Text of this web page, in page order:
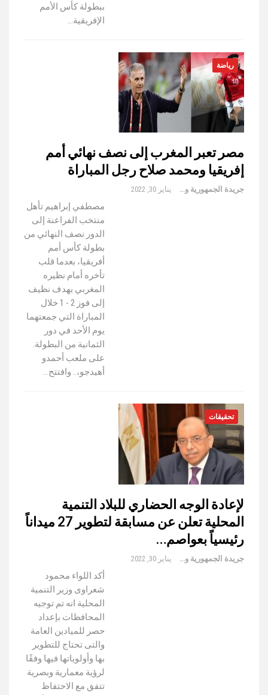
ببطولة كأس الأمم
الإفريقية…
رياضة
مصر تعبر المغرب إلى نصف نهائي أمم
إفريقيا ومحمد صلاح رجل المباراة
جريدة الجمهورية والعالم يناير 30, 2022
مصطفي إبراهيم تأهل
منتخب الفراعنة إلى
الدور نصف النهائي من
بطولة كأس أمم
أفريقيا، بعدما قلب
تأخره أمام نظيره
المغربي بهدف نظيف
إلى فوز 2 - 1 خلال
المباراة التي جمعتهما
يوم الأحد في دور
الثمانية من البطولة.
على ملعب أحمدو
أهيدجو،.. وافتتح…
تحقيقات
لإعادة الوجه الحضاري للبلاد التنمية
المحلية تعلن عن مسابقة لتطوير 27 ميداناً
رئيسياً بعواصم…
جريدة الجمهورية والعالم يناير 30, 2022
أكد اللواء محمود
شعراوى وزير التنمية
المحلية انه تم توجيه
المحافظات بإعداد
حصر للميادين العامة
والتى تحتاج للتطوير
بها وأولوياتها فيها وفقًا
لرؤية معمارية وبصرية
تتفق مع الاحتفاظ